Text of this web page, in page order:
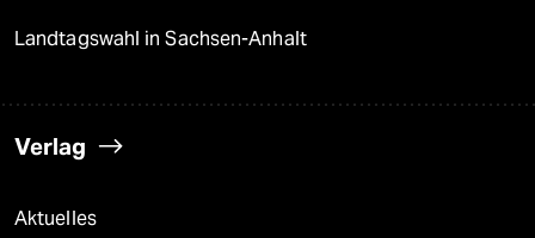
Landtagswahl in Sachsen-Anhalt
Verlag
Aktuelles